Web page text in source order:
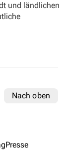
und ländlichen
Nach oben
Presse